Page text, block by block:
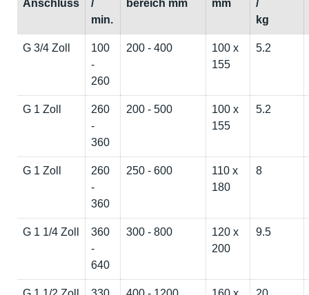
Anschluss
/
min.
bereich mm
mm
/
kg
G 3/4 Zoll
100
-
260
200 - 400
100 x
155
5.2
G 1 Zoll
260
-
360
200 - 500
100 x
155
5.2
G 1 Zoll
260
-
360
250 - 600
110 x
180
8
G 1 1/4 Zoll
360
-
640
300 - 800
120 x
200
9.5